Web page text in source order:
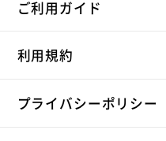
ご利用ガイド
利用規約
プライバシーポリシー